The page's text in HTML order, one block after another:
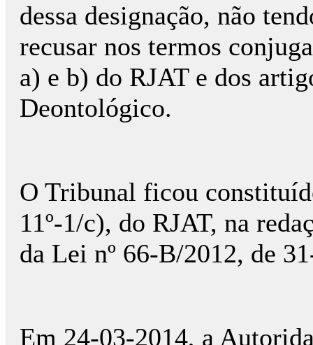
dessa designação, não
recusar nos termos
a) e b) do RJAT e dos
Deontológico.
O Tribunal ficou
11º-1/c), do RJAT, na
da Lei nº 66-B/2012, de
Em 24-03-2014, a